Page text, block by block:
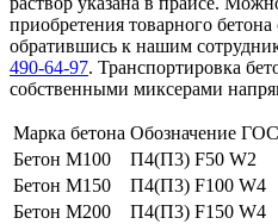
приобретения товарного
обратившись к нашим
490-64-97. Транспортировка
собственными миксерами
Марка бетона Обозначение
Бетон М100
П4(П3) F50 W2
Бетон М150
П4(П3) F100 W4
Бетон М200
П4(П3) F150 W4